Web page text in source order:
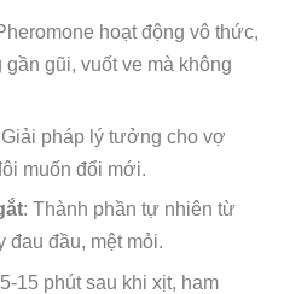
hoạt động vô thức,
gũi, vuốt ve mà không
Giải pháp lý tưởng cho vợ
muốn đổi mới.
: Thành phần tự nhiên từ
đau đầu, mệt mỏi.
15 phút sau khi xịt, ham